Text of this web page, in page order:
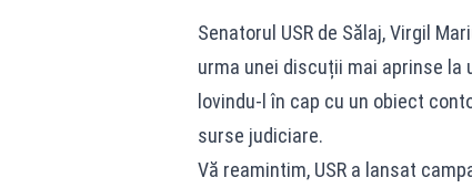
Senatorul USR de Sălaj, Virgil
urma unei discuții mai aprinse la
lovindu-l în cap cu un obiect
surse judiciare.
Vă reamintim, USR a lansat